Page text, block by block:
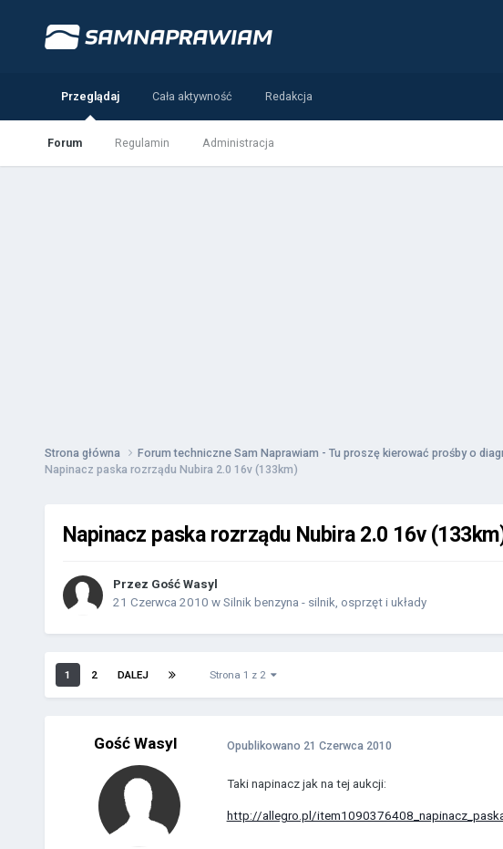
Przeglądaj
Forum Regulamin Administracja
Cała aktywność Redakcja
Strona główna Forum techniczne Sam Naprawiam - Tu proszę kierować prośby o
Napinacz paska rozrządu Nubira 2.0 16v (133km)
Napinacz paska rozrządu Nubira 2.0 16v
Przez Gość Wasyl
21 Czerwca 2010 w Silnik benzyna - silnik, osprzęt i układy
1 2 DALEJ Strona 1 z 2
Gość Wasyl Opublikowano 21 Czerwca 2010
Taki napinacz jak na tej aukcji:
http://allegro.pl/